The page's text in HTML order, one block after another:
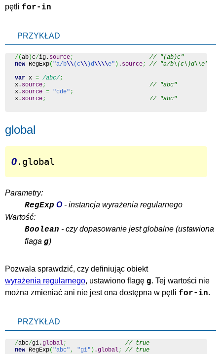
pętli for-in
PRZYKŁAD
/ (ab )c/ig. source;
// "(ab)c"
new RegExp( "a/b\\(c\\ )d\\\\e" ) . source;
// "a/b\(c\)d\\e"
var x = /abc/;
x. source;
// "abc"
x. source = "cde" ;
x. source; // "abc"
global
O.global
Parametry:
RegExp O- instancja wyrażenia regularnego
Wartość:
Boolean - czy dopasowanie jest globalne (ustawiona
flaga g)
Pozwala sprawdzić, czy definiując obiekt
wyrażenia regularnego, ustawiono flagę g. Tej wartości nie
można zmieniać ani nie jest ona dostępna w pętli for-in.
PRZYKŁAD
/abc/gi.global;
// true
new RegExp( "abc" , "gi" ) .global;
// true